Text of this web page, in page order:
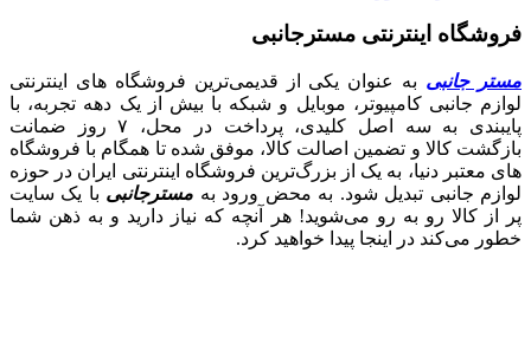
فروشگاه اینترنتی مسترجانبی
مستر جانبی به عنوان یکی از قدیمی‌ترین فروشگاه های اینترنتی
لوازم جانبی کامپیوتر، موبایل و شبکه با بیش از یک دهه تجربه، با
پایبندی به سه اصل کلیدی، پرداخت در محل، ۷ روز ضمانت
بازگشت کالا و تضمین اصالت کالا، موفق شده تا همگام با فروشگاه‌
های معتبر دنیا، به یک از بزرگ‌ترین فروشگاه اینترنتی ایران در حوزه
لوازم جانبی تبدیل شود. به محض ورود به مسترجانبی با یک سایت
پر از کالا رو به رو می‌شوید! هر آنچه که نیاز دارید و به ذهن شما
خطور می‌کند در اینجا پیدا خواهید کرد.